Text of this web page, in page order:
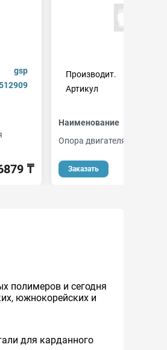
gsp
₸
Производит.
Артикул
Наименование
Опора двигателя
Заказать
полимеров и сегодня
южнокорейских и
для карданного